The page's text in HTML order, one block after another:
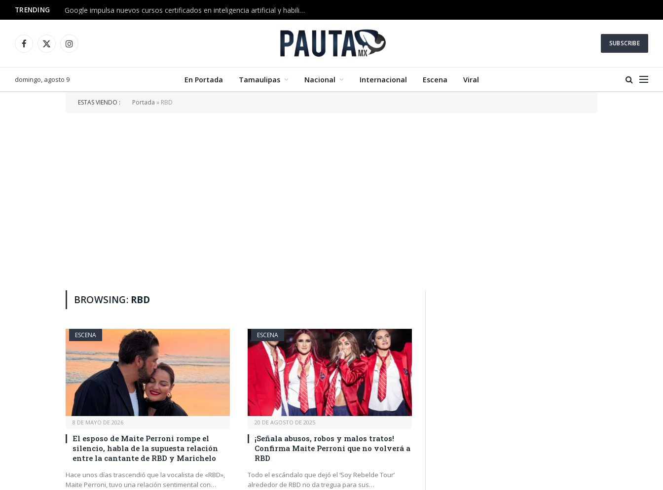
TRENDING Google impulsa nuevos cursos certificados en inteligencia artificial y habilidades digitales
Facebook
X
Instagram SUBSCRIBE
domingo, agosto 9 En Portada Tamaulipas Nacional Internacional Escena Viral
ESTAS VIENDO : Portada » RBD
BROWSING: RBD
ESCENA
8 DE MAYO DE 2026
El esposo de Maite Perroni rompe el
silencio, habla de la supuesta relación
entre la cantante de RBD y Marichelo
Hace unos días trascendió que la vocalista de «RBD»,
Maite Perroni, tuvo una relación sentimental con…
ESCENA
20 DE AGOSTO DE 2025
¡Señala abusos, robos y malos tratos!
Confirma Maite Perroni que no volverá a
RBD
Todo el escándalo que dejó el ‘Soy Rebelde Tour’
alrededor de RBD no da tregua para sus…